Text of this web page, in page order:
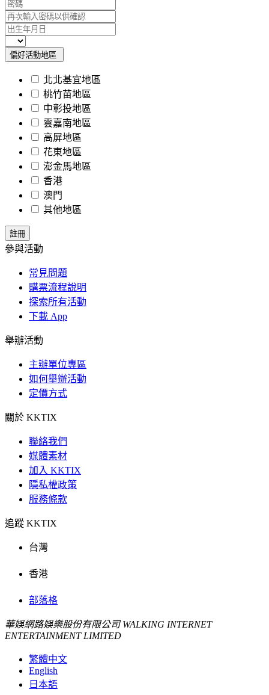
偏好活動地區
北北基宜地區
桃竹苗地區
中彰投地區
雲嘉南地區
高屏地區
花東地區
澎金馬地區
香港
澳門
其他地區
參與活動
常見問題
購票流程說明
探索所有活動
下載 App
舉辦活動
主辦單位專區
如何舉辦活動
定價方式
關於 KKTIX
聯絡我們
媒體素材
加入 KKTIX
隱私權政策
服務條款
追蹤 KKTIX
台灣
香港
部落格
華娛網路娛樂股份有限公司 WALKING INTERNET
ENTERTAINMENT LIMITED
繁體中文
English
日本語